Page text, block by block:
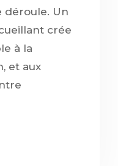
déroule. Un
crée
à la
et aux